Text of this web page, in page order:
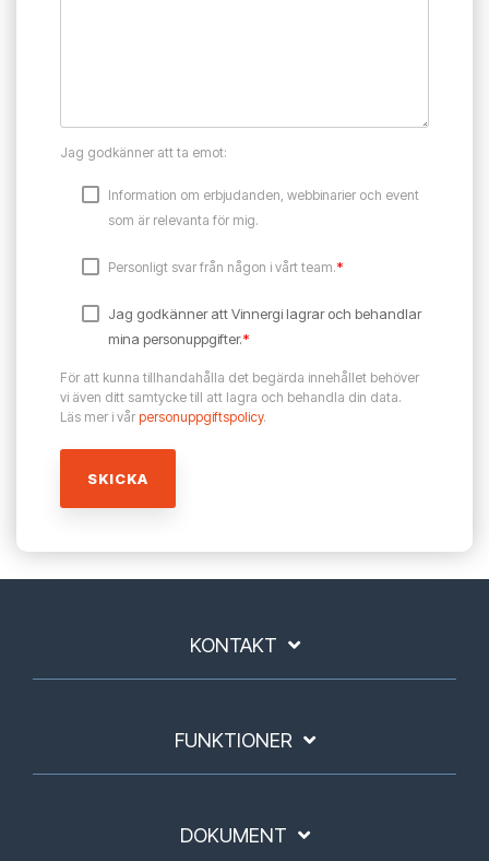
Jag godkänner att ta emot:
Information om erbjudanden, webbinarier och event
som är relevanta för mig.
Personligt svar från någon i vårt team.*
Jag godkänner att Vinnergi lagrar och behandlar
mina personuppgifter.*
För att kunna tillhandahålla det begärda innehållet behöver
vi även ditt samtycke till att lagra och behandla din data.
Läs mer i vår personuppgiftspolicy.
KONTAKT
FUNKTIONER
DOKUMENT